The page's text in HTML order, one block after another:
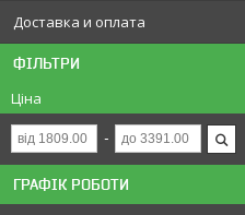
Доставка и оплата
ФІЛЬТРИ
Ціна
ГРАФІК РОБОТИ